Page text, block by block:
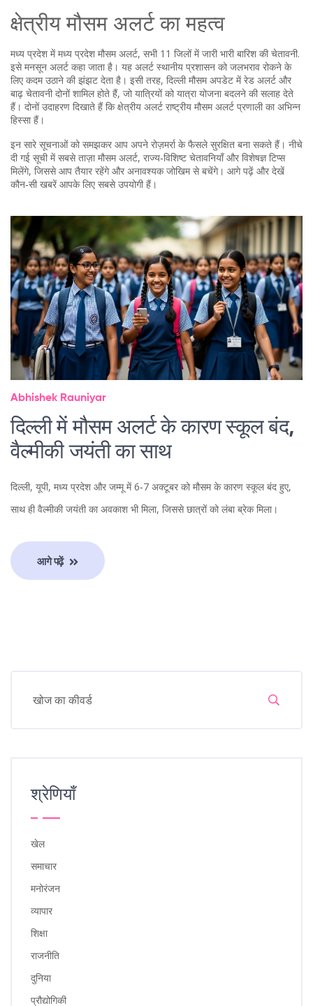
क्षेत्रीय मौसम अलर्ट का महत्व
मध्य प्रदेश मेंमध्य प्रदेश मौसम अलर्ट, सभी 11 जिलों में जारी भारी बारिश की चेतावनी.
इसेमनसून अलर्ट कहा जाता है। यह अलर्ट स्थानीय प्रशासन को जलभराव रोकने के
लिए कदम उठाने की झंझट देता है। इसी तरह, दिल्ली मौसम अपडेट में रेड अलर्ट और
बाढ़ चेतावनी दोनों शामिल होते हैं, जो यात्रियों को यात्रा योजना बदलने की सलाह देते
हैं। दोनों उदाहरण दिखाते हैं कि क्षेत्रीय अलर्ट राष्ट्रीय मौसम अलर्ट प्रणाली का अभिन्न
हिस्सा हैं।
इन सारे सूचनाओं को समझकर आप अपने रोज़मर्रा के फैसले सुरक्षित बना सकते हैं। नीचे
दी गई सूची में सबसे ताज़ा मौसम अलर्ट, राज्य‑विशिष्ट चेतावनियाँ और विशेषज्ञ टिप्स
मिलेंगे, जिससे आप तैयार रहेंगे और अनावश्यक जोखिम से बचेंगे। आगे पढ़ें और देखें
कौन‑सी खबरें आपके लिए सबसे उपयोगी हैं।
Abhishek Rauniyar
दिल्ली में मौसम अलर्ट के कारण स्कूल बंद,
वैल्मीकी जयंती का साथ
दिल्ली, यूपी, मध्य प्रदेश और जम्मू में 6‑7 अक्टूबर को मौसम के कारण स्कूल बंद हुए,
साथ ही वैल्मीकी जयंती का अवकाश भी मिला, जिससे छात्रों को लंबा ब्रेक मिला।
आगे पढ़ें
श्रेणियाँ
खेल
समाचार
मनोरंजन
व्यापार
शिक्षा
राजनीति
दुनिया
प्रौद्योगिकी